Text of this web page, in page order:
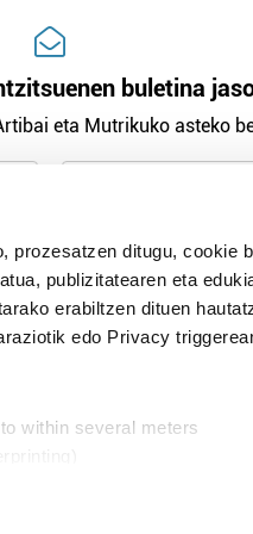
ditugu, cookie
publizitatearen eta
erabiltzen dituen
edo Privacy
within several meters
buletina
eta Mutrikuko asteko
da gure eginkizuna.